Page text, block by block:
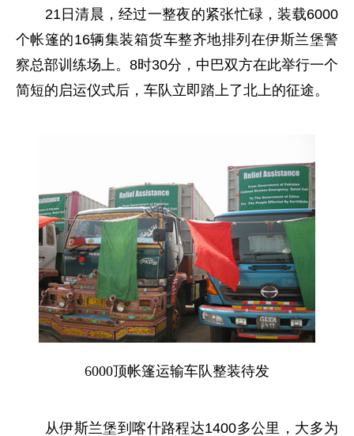
21日清晨，经过一整夜的紧张忙碌，装载6000
个帐篷的16辆集装箱货车整齐地排列在伊斯兰堡警
察总部训练场上。8时30分，中巴双方在此举行一个
简短的启运仪式后，车队立即踏上了北上的征途。
6000顶帐篷运输车队整装待发
从伊斯兰堡到喀什路程达1400多公里，大多为